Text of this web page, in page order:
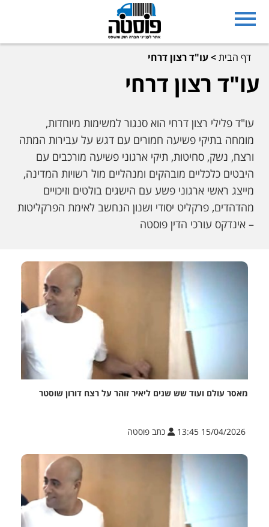
דף הבית>עו"ד רצון דרחי
עו"ד רצון דרחי
עו"ד פלילי רצון דרחי הוא סנגור למשימות מיוחדות,
מומחה בתיקי פשיעה חמורים עם דגש על עבירות המתה
ורצח, נשק, סחיטות, תיקי ארגוני פשיעה מורכבים עם
היבטים כלכליים מובהקים ומנהליים מול רשויות המדינה,
מייצג ראשי ארגוני פשע עם הישגים בולטים וזיכויים
מהדהדים, פרקליט יסודי ושנון הנחשב לאימת הפרקליטות
– אינדקס עורכי הדין פוסטה
מאסר עולם ועוד שש שנים ליאיר זוהר על רצח דורון שוסטר
15/04/2026 13:45 כתב פוסטה